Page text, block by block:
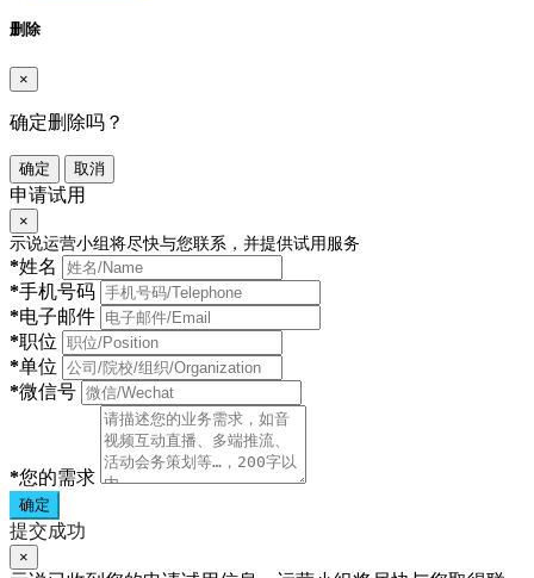
删除
×
确定删除吗？
确定 取消
申请试用
×
示说运营小组将尽快与您联系，并提供试用服务
*姓名
*手机号码
*电子邮件
*职位
*单位
*微信号
*您的需求
确定
提交成功
×